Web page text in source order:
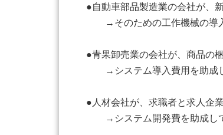
●自動車部品製造業の会社が、
→そのための工作機械の導入
●青果卸売業の会社が、商品の
→システム導入費用を助成し
●人材会社が、求職者と求人企
→システム開発費を助成して